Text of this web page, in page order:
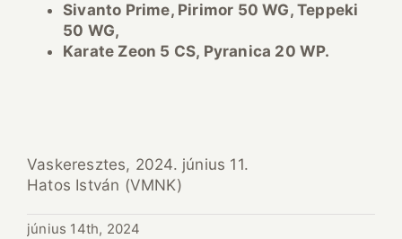
Sivanto Prime, Pirimor 50 WG, Teppeki
50 WG,
Karate Zeon 5 CS, Pyranica 20 WP.
Vaskeresztes, 2024. június 11.
Hatos István (VMNK)
június 14th, 2024